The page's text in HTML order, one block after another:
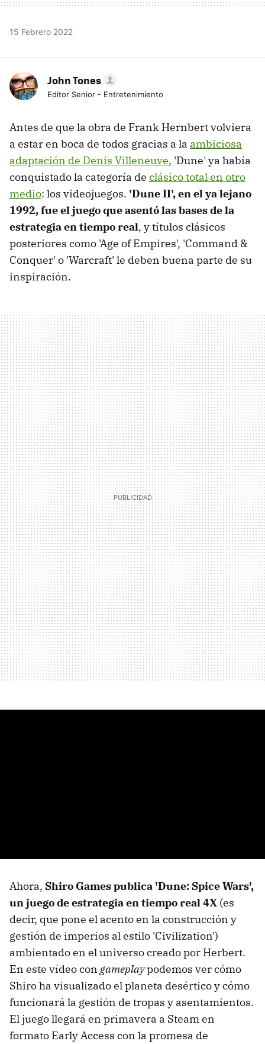
15 Febrero 2022
John Tones
Editor Senior - Entretenimiento
Antes de que la obra de Frank Hernbert volviera
a estar en boca de todos gracias a la ambiciosa
adaptación de Denis Villeneuve, 'Dune' ya había
conquistado la categoría de clásico total en otro
medio: los videojuegos. 'Dune II', en el ya lejano
1992, fue el juego que asentó las bases de la
estrategia en tiempo real, y títulos clásicos
posteriores como 'Age of Empires', 'Command &
Conquer' o 'Warcraft' le deben buena parte de su
inspiración.
Ahora, Shiro Games publica 'Dune: Spice Wars',
un juego de estrategia en tiempo real 4X (es
decir, que pone el acento en la construcción y
gestión de imperios al estilo 'Civilization')
ambientado en el universo creado por Herbert.
En este vídeo con gameplaypodemos ver cómo
Shiro ha visualizado el planeta desértico y cómo
funcionará la gestión de tropas y asentamientos.
El juego llegará en primavera a Steam en
formato Early Access con la promesa de